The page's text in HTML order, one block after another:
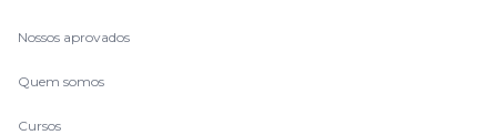
Nossos aprovados
Quem somos
Cursos